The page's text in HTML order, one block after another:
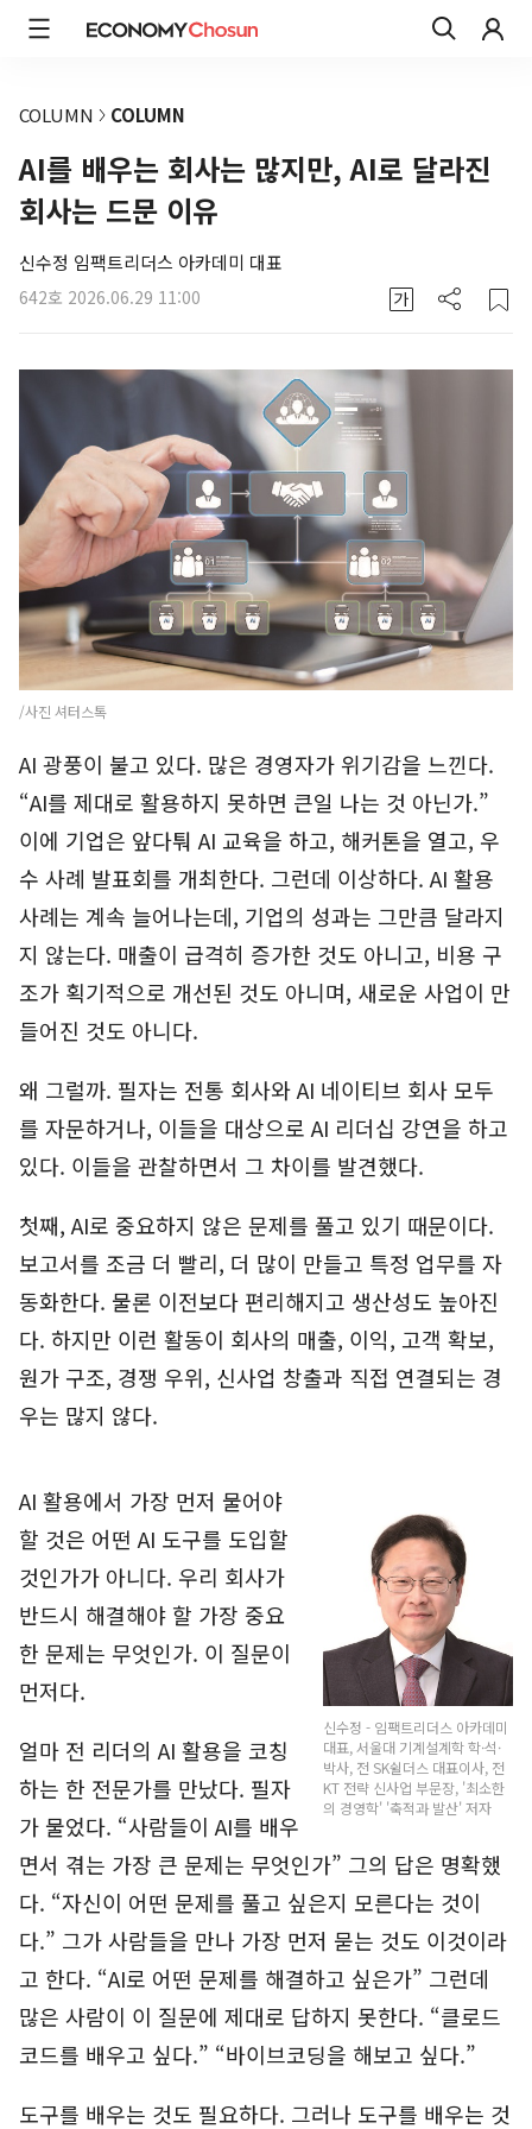
COLUMN COLUMN
AI를 배우는 회사는 많지만, AI로 달라진
회사는 드문 이유
신수정 임팩트리더스 아카데미 대표
642호 2026.06.29 11:00
/사진 셔터스톡
AI 광풍이 불고 있다. 많은 경영자가 위기감을 느낀다.
“AI를 제대로 활용하지 못하면 큰일 나는 것 아닌가.”
이에 기업은 앞다퉈 AI 교육을 하고, 해커톤을 열고, 우
수 사례 발표회를 개최한다. 그런데 이상하다. AI 활용
사례는 계속 늘어나는데, 기업의 성과는 그만큼 달라지
지 않는다. 매출이 급격히 증가한 것도 아니고, 비용 구
조가 획기적으로 개선된 것도 아니며, 새로운 사업이 만
들어진 것도 아니다.
왜 그럴까. 필자는 전통 회사와 AI 네이티브 회사 모두
를 자문하거나, 이들을 대상으로 AI 리더십 강연을 하고
있다. 이들을 관찰하면서 그 차이를 발견했다.
첫째, AI로 중요하지 않은 문제를 풀고 있기 때문이다.
보고서를 조금 더 빨리, 더 많이 만들고 특정 업무를 자
동화한다. 물론 이전보다 편리해지고 생산성도 높아진
다. 하지만 이런 활동이 회사의 매출, 이익, 고객 확보,
원가 구조, 경쟁 우위, 신사업 창출과 직접 연결되는 경
우는 많지 않다.
신수정 - 임팩트리더스 아카데미
대표, 서울대 기계설계학 학·석·
박사, 전 SK쉴더스 대표이사, 전
KT 전략 신사업 부문장, '최소한
의 경영학' '축적과 발산' 저자
AI 활용에서 가장 먼저 물어야
할 것은 어떤 AI 도구를 도입할
것인가가 아니다. 우리 회사가
반드시 해결해야 할 가장 중요
한 문제는 무엇인가. 이 질문이
먼저다.
얼마 전 리더의 AI 활용을 코칭
하는 한 전문가를 만났다. 필자
가 물었다. “사람들이 AI를 배우
면서 겪는 가장 큰 문제는 무엇인가” 그의 답은 명확했
다. “자신이 어떤 문제를 풀고 싶은지 모른다는 것이
다.” 그가 사람들을 만나 가장 먼저 묻는 것도 이것이라
고 한다. “AI로 어떤 문제를 해결하고 싶은가” 그런데
많은 사람이 이 질문에 제대로 답하지 못한다. “클로드
코드를 배우고 싶다.” “바이브코딩을 해보고 싶다.”
도구를 배우는 것도 필요하다. 그러나 도구를 배우는 것